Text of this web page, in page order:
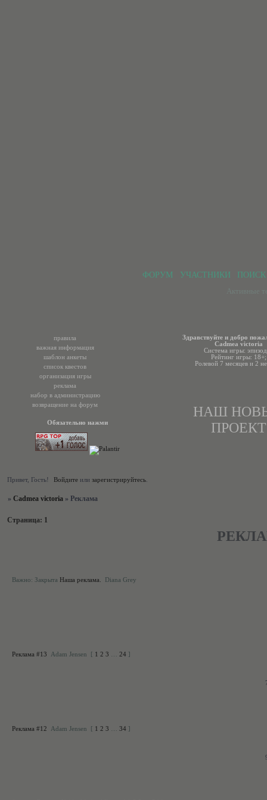
ФОРУМ УЧАСТНИКИ ПОИСК
правила
важная информация
шаблон анкеты
список квестов
организация игры
реклама
набор в администрацию
возвращение на форум
Обязательно нажми
Здравствуйте и добро
Cadmea victoria
Система игры:
Рейтинг игры: 18+;
Ролевой 7 месяцев и 2
НАШ
ПРОЕКТ
Привет, Гость! Войдитеили зарегистрируйтесь.
» Cadmea victoria » Реклама
Страница: 1
Важно: Закрыта Наша реклама. Diana Grey
Реклама #13 Adam Jensen [ 1 2 3 24 ]
Реклама #12 Adam Jensen [ 1 2 3 34 ]